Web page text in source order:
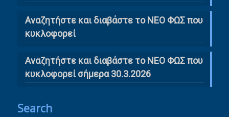
Αναζητήστε και διαβάστε το ΝΕΟ ΦΩΣ που
κυκλοφορεί
Αναζητήστε και διαβάστε το ΝΕΟ ΦΩΣ που
κυκλοφορεί σήμερα 30.3.2026
Search